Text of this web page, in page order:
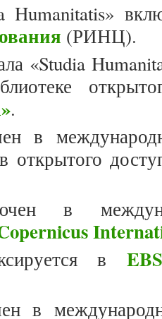
Humanitatis»
(РИНЦ).
«Studia
.
в
открытого
в
в
в